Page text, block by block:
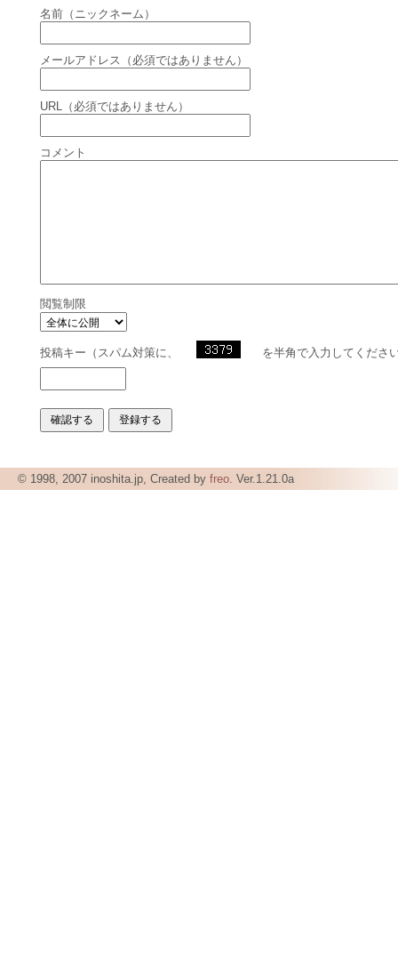
名前（ニックネーム）
メールアドレス（必須ではありません）
URL（必須ではありません）
コメント
閲覧制限
投稿キー（スパム対策に、 を半角で入力してくださ
© 1998, 2007 inoshita.jp, Created by freo. Ver.1.21.0a